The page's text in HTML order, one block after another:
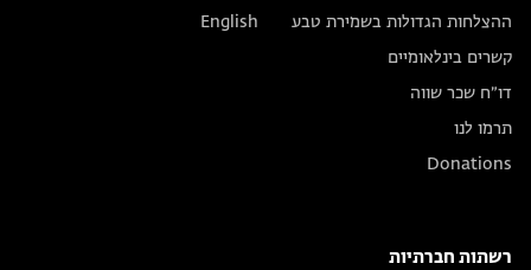
ההצלחות הגדולות בשמירת טבע
קשרים בינלאומיים
דו״ח שכר שווה
תרמו לנו
Donations
English
רשתות חברתיות